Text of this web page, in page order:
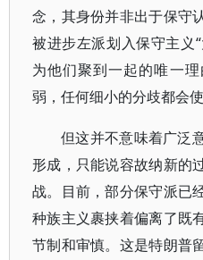
念，其身份并非出于保守
被进步左派划入保守主义
为他们聚到一起的唯一
弱，任何细小的分歧都会使
但这并不意味着广泛
形成，只能说容故纳新的
战。目前，部分保守派已
种族主义裹挟着偏离了既
节制和审慎。这是特朗普